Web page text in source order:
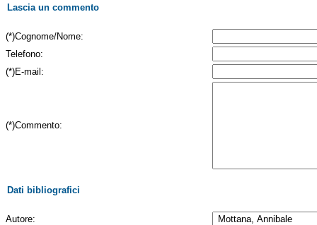
Lascia un commento
(*)Cognome/Nome:
Telefono:
(*)E-mail:
(*)Commento:
Dati bibliografici
Autore: